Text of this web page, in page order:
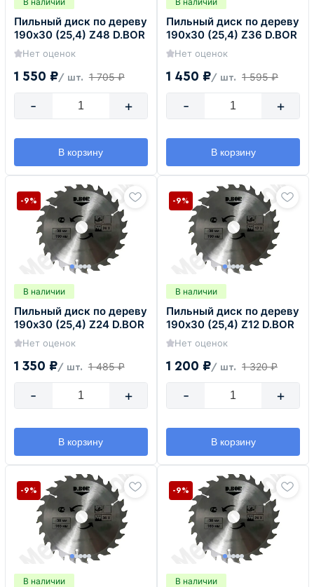
Пильный диск по дереву
190х30 (25,4) Z48 D.BOR
Нет оценок
1 550 ₽/ шт. 1 705 ₽
- +
В корзину
Пильный диск по дереву
190х30 (25,4) Z36 D.BOR
Нет оценок
1 450 ₽/ шт. 1 595 ₽
- +
В корзину
В наличии
Пильный диск по дереву
190х30 (25,4) Z24 D.BOR
Нет оценок
1 350 ₽/ шт. 1 485 ₽
-9%
- +
В корзину
В наличии
Пильный диск по дереву
190х30 (25,4) Z12 D.BOR
Нет оценок
1 200 ₽/ шт. 1 320 ₽
-9%
- +
В корзину
В наличии
-9%
В наличии
-9%